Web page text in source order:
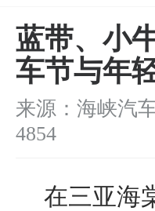
蓝带、小
车节与年
来源：海峡汽
4854
在三亚海